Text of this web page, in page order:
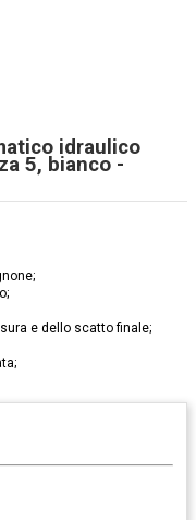
idraulico
5, bianco -
e dello scatto finale;